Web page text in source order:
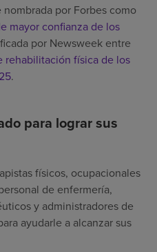
por Forbes como
mayor confianza de los
por Newsweek entre
rehabilitación física de los
.
para lograr sus
físicos, ocupacionales
de enfermería,
y administradores de
ayudarle a alcanzar sus